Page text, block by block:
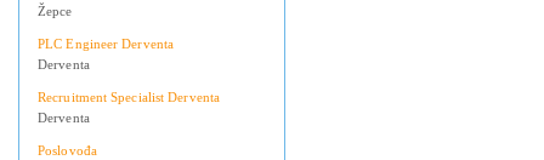
Žepce
PLC Engineer Derventa
Derventa
Recruitment Specialist Derventa
Derventa
Poslovođa